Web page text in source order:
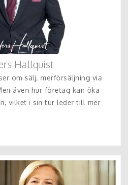
Hallquist
om sälj, merförsäljning via
även hur företag kan öka
vilket i sin tur leder till mer